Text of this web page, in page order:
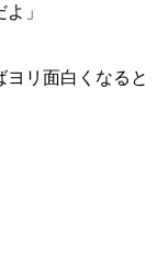
」
リ面白くなると